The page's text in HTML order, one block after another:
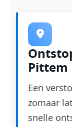
Pittem
Een
zomaar
snelle